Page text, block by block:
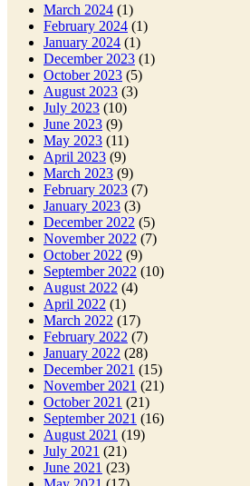
March 2024 (1)
February 2024 (1)
January 2024 (1)
December 2023 (1)
October 2023 (5)
August 2023 (3)
July 2023 (10)
June 2023 (9)
May 2023 (11)
April 2023 (9)
March 2023 (9)
February 2023 (7)
January 2023 (3)
December 2022 (5)
November 2022 (7)
October 2022 (9)
September 2022 (10)
August 2022 (4)
April 2022 (1)
March 2022 (17)
February 2022 (7)
January 2022 (28)
December 2021 (15)
November 2021 (21)
October 2021 (21)
September 2021 (16)
August 2021 (19)
July 2021 (21)
June 2021 (23)